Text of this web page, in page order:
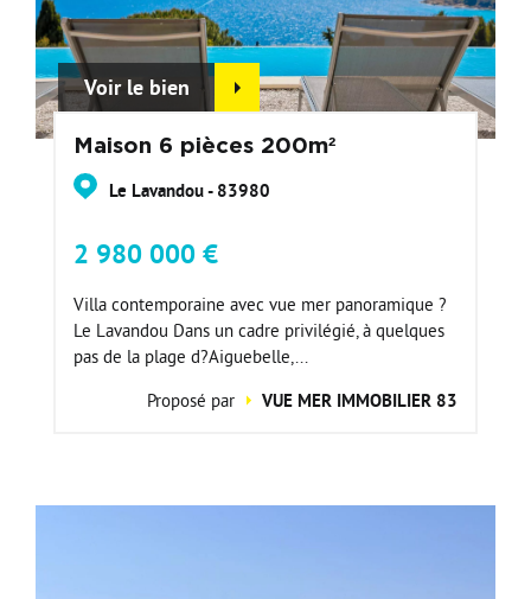
Voir le bien
Maison 6 pièces 200m²
Le Lavandou - 83980
2 980 000 €
Villa contemporaine avec vue mer panoramique ?
Le Lavandou Dans un cadre privilégié, à quelques
pas de la plage d?Aiguebelle,...
Proposé par
VUE MER IMMOBILIER 83